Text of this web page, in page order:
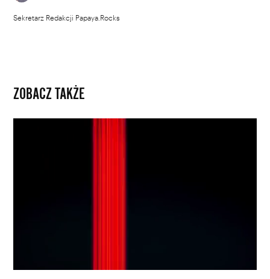
Sekretarz Redakcji Papaya.Rocks
ZOBACZ TAKŻE
streamingowej